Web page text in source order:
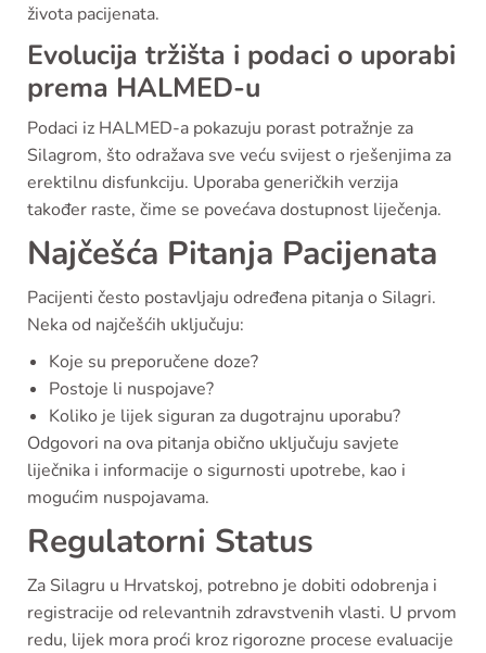
života pacijenata.
Evolucija tržišta i podaci o uporabi
prema HALMED-u
Podaci iz HALMED-a pokazuju porast potražnje za
Silagrom, što odražava sve veću svijest o rješenjima za
erektilnu disfunkciju. Uporaba generičkih verzija
također raste, čime se povećava dostupnost liječenja.
Najčešća Pitanja Pacijenata
Pacijenti često postavljaju određena pitanja o Silagri.
Neka od najčešćih uključuju:
Koje su preporučene doze?
Postoje li nuspojave?
Koliko je lijek siguran za dugotrajnu uporabu?
Odgovori na ova pitanja obično uključuju savjete
liječnika i informacije o sigurnosti upotrebe, kao i
mogućim nuspojavama.
Regulatorni Status
Za Silagru u Hrvatskoj, potrebno je dobiti odobrenja i
registracije od relevantnih zdravstvenih vlasti. U prvom
redu, lijek mora proći kroz rigorozne procese evaluacije